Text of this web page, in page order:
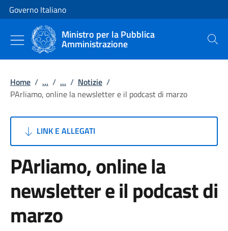
Vai al contenuto
Vai alla navigazione del sito
Governo Italiano
Ministro per la Pubblica
Amministrazione Cerca
Home / ... / ... / Notizie /
PArliamo, online la newsletter e il podcast di marzo
LINK E ALLEGATI
PArliamo, online la
newsletter e il podcast di
marzo